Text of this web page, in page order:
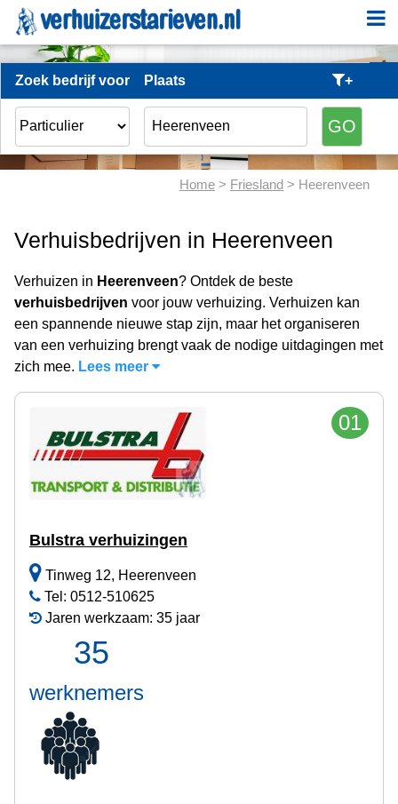
Zoek bedrijf voor Plaats +
Home > Friesland > Heerenveen
Verhuisbedrijven in Heerenveen
Verhuizen in Heerenveen? Ontdek de beste
verhuisbedrijven voor jouw verhuizing. Verhuizen kan
een spannende nieuwe stap zijn, maar het organiseren
van een verhuizing brengt vaak de nodige uitdagingen met
zich mee. Lees meer
01
Bulstra verhuizingen
Tinweg 12, Heerenveen
Tel: 0512-510625
Jaren werkzaam: 35 jaar
35
werknemers